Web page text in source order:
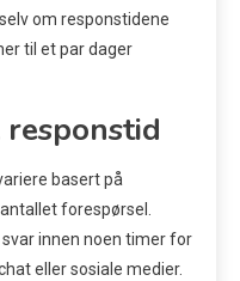
om responstidene
til et par dager
basert på
forespørsel.
innen noen timer for
eller sosiale medier.